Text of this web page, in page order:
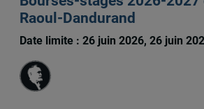
Raoul-Dandurand
Date limite : 26 juin 2026, 26 juin